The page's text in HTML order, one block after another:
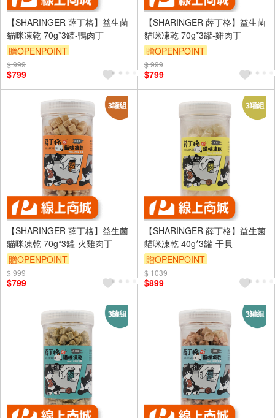
【SHARINGER 薛丁格】益生菌
貓咪凍乾 70g*3罐-鴨肉丁
贈OPENPOINT
訂單滿999享95折
$ 999
$799
【SHARINGER 薛丁格】益生菌
貓咪凍乾 70g*3罐-雞肉丁
贈OPENPOINT
訂單滿999享95折
$ 999
$799
【SHARINGER 薛丁格】益生菌
貓咪凍乾 70g*3罐-火雞肉丁
贈OPENPOINT
訂單滿999享95折
$ 999
$799
【SHARINGER 薛丁格】益生菌
貓咪凍乾 40g*3罐-干貝
贈OPENPOINT
訂單滿999享95折
$ 1039
$899